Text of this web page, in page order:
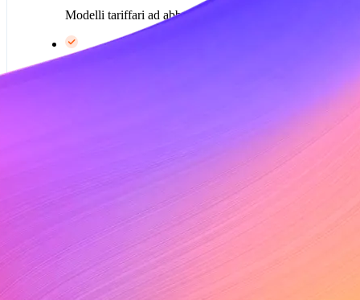
Modelli tariffari ad abbonamento
Modelli di prezzo basati sull'utilizzo*